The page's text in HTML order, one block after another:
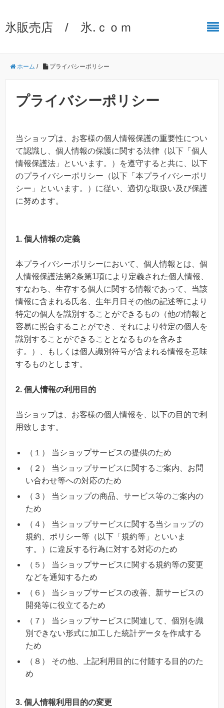
氷販売店 / 氷.ｃｏｍ
ホーム / プライバシーポリシー
プライバシーポリシー
当ショップは、お客様の個人情報保護の重要性につい
て認識し、個人情報の保護に関する法律（以下「個人
情報保護法」といいます。）を遵守すると共に、以下
のプライバシーポリシー（以下「本プライバシーポリ
シー」といいます。）に従い、適切な取扱い及び保護
に努めます。
1. 個人情報の定義
本プライバシーポリシーにおいて、個人情報とは、個
人情報保護法第2条第1項により定義された個人情報、
すなわち、生存する個人に関する情報であって、当該
情報に含まれる氏名、生年月日その他の記述等により
特定の個人を識別することができるもの（他の情報と
容易に照合することができ、それにより特定の個人を
識別することができることとなるものを含みま
す。）、もしくは個人識別符号が含まれる情報を意味
するものとします。
2. 個人情報の利用目的
当ショップは、お客様の個人情報を、以下の目的で利
用致します。
（１） 当ショップサービスの提供のため
（２） 当ショップサービスに関するご案内、お問
い合わせ等への対応のため
（３） 当ショップの商品、サービス等のご案内の
ため
（４） 当ショップサービスに関する当ショップの
規約、ポリシー等（以下「規約等」といいま
す。）に違反する行為に対する対応のため
（５） 当ショップサービスに関する規約等の変更
などを通知するため
（６） 当ショップサービスの改善、新サービスの
開発等に役立てるため
（７） 当ショップサービスに関連して、個別を識
別できない形式に加工した統計データを作成する
ため
（８） その他、上記利用目的に付随する目的のた
め
3. 個人情報利用目的の変更